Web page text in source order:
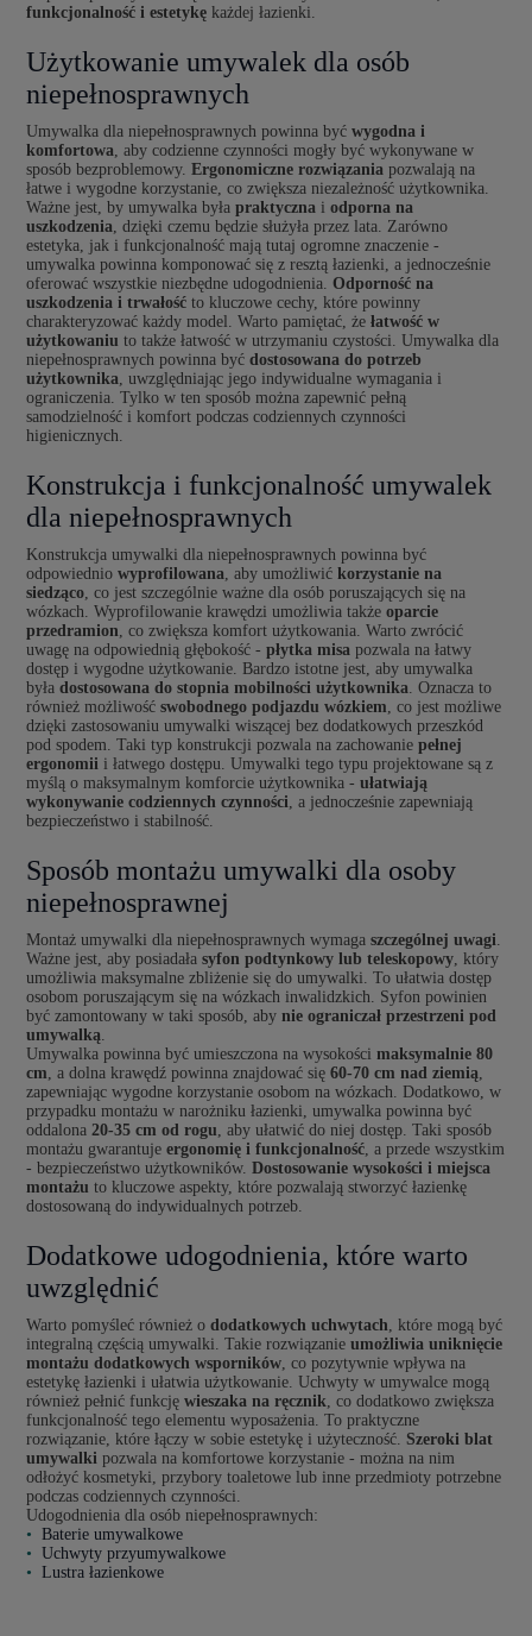
funkcjonalność i estetykę każdej łazienki.
Użytkowanie umywalek dla osób
niepełnosprawnych
Umywalka dla niepełnosprawnych powinna byćwygodna i
komfortowa, aby codzienne czynności mogły być wykonywane w
sposób bezproblemowy.Ergonomiczne rozwiązania pozwalają na
łatwe i wygodne korzystanie, co zwiększa niezależność użytkownika.
Ważne jest, by umywalka byłapraktyczna iodporna na
uszkodzenia, dzięki czemu będzie służyła przez lata. Zarówno
estetyka, jak i funkcjonalność mają tutaj ogromne znaczenie -
umywalka powinna komponować się z resztą łazienki, a jednocześnie
oferować wszystkie niezbędne udogodnienia.Odporność na
uszkodzenia i trwałość to kluczowe cechy, które powinny
charakteryzować każdy model. Warto pamiętać, żełatwość w
użytkowaniu to także łatwość w utrzymaniu czystości. Umywalka dla
niepełnosprawnych powinna byćdostosowana do potrzeb
użytkownika, uwzględniając jego indywidualne wymagania i
ograniczenia. Tylko w ten sposób można zapewnić pełną
samodzielność i komfort podczas codziennych czynności
higienicznych.
Konstrukcja i funkcjonalność umywalek
dla niepełnosprawnych
Konstrukcja umywalki dla niepełnosprawnych powinna być
odpowiedniowyprofilowana, aby umożliwićkorzystanie na
siedząco, co jest szczególnie ważne dla osób poruszających się na
wózkach. Wyprofilowanie krawędzi umożliwia takżeoparcie
przedramion, co zwiększa komfort użytkowania. Warto zwrócić
uwagę na odpowiednią głębokość -płytka misa pozwala na łatwy
dostęp i wygodne użytkowanie. Bardzo istotne jest, aby umywalka
byładostosowana do stopnia mobilności użytkownika. Oznacza to
również możliwośćswobodnego podjazdu wózkiem, co jest możliwe
dzięki zastosowaniu umywalki wiszącej bez dodatkowych przeszkód
pod spodem. Taki typ konstrukcji pozwala na zachowaniepełnej
ergonomii i łatwego dostępu. Umywalki tego typu projektowane są z
myślą o maksymalnym komforcie użytkownika -ułatwiają
wykonywanie codziennych czynności, a jednocześnie zapewniają
bezpieczeństwo i stabilność.
Sposób montażu umywalki dla osoby
niepełnosprawnej
Montaż umywalki dla niepełnosprawnych wymagaszczególnej uwagi.
Ważne jest, aby posiadałasyfon podtynkowy lub teleskopowy, który
umożliwia maksymalne zbliżenie się do umywalki. To ułatwia dostęp
osobom poruszającym się na wózkach inwalidzkich. Syfon powinien
być zamontowany w taki sposób, abynie ograniczał przestrzeni pod
umywalką.
Umywalka powinna być umieszczona na wysokościmaksymalnie 80
cm, a dolna krawędź powinna znajdować się60-70 cm nad ziemią,
zapewniając wygodne korzystanie osobom na wózkach. Dodatkowo, w
przypadku montażu w narożniku łazienki, umywalka powinna być
oddalona20-35 cm od rogu, aby ułatwić do niej dostęp. Taki sposób
montażu gwarantujeergonomię i funkcjonalność, a przede wszystkim
- bezpieczeństwo użytkowników.Dostosowanie wysokości i miejsca
montażu to kluczowe aspekty, które pozwalają stworzyć łazienkę
dostosowaną do indywidualnych potrzeb.
Dodatkowe udogodnienia, które warto
uwzględnić
Warto pomyśleć również ododatkowych uchwytach, które mogą być
integralną częścią umywalki. Takie rozwiązanieumożliwia uniknięcie
montażu dodatkowych wsporników, co pozytywnie wpływa na
estetykę łazienki i ułatwia użytkowanie. Uchwyty w umywalce mogą
również pełnić funkcjęwieszaka na ręcznik, co dodatkowo zwiększa
funkcjonalność tego elementu wyposażenia. To praktyczne
rozwiązanie, które łączy w sobie estetykę i użyteczność.Szeroki blat
umywalki pozwala na komfortowe korzystanie - można na nim
odłożyć kosmetyki, przybory toaletowe lub inne przedmioty potrzebne
podczas codziennych czynności.
Udogodnienia dla osób niepełnosprawnych:
Baterie umywalkowe
Uchwyty przyumywalkowe
Lustra łazienkowe